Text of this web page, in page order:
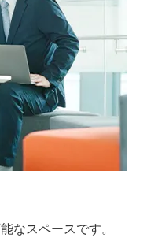
なスペースです。